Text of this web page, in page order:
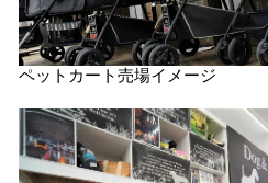
ペットカート売場イメージ